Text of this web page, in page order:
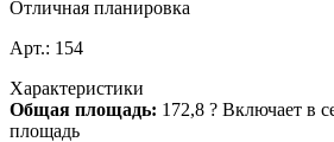
Отличная планировка
Арт.: 154
Характеристики
Общая площадь: 172,8 ? Включает в
площадь